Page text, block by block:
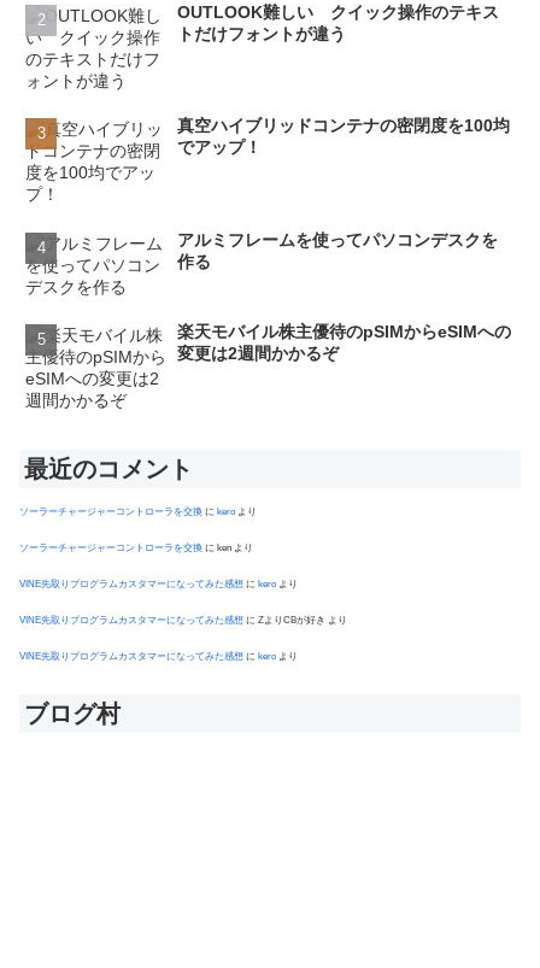
OUTLOOK難しい クイック操作のテキス
トだけフォントが違う
真空ハイブリッドコンテナの密閉度を100均
でアップ！
アルミフレームを使ってパソコンデスクを
作る
楽天モバイル株主優待のpSIMからeSIMへの
変更は2週間かかるぞ
最近のコメント
ソーラーチャージャーコントローラを交換 に kero より
ソーラーチャージャーコントローラを交換 に ken より
VINE先取りプログラムカスタマーになってみた感想 に kero より
VINE先取りプログラムカスタマーになってみた感想 に ZよりCBが好き より
VINE先取りプログラムカスタマーになってみた感想 に kero より
ブログ村